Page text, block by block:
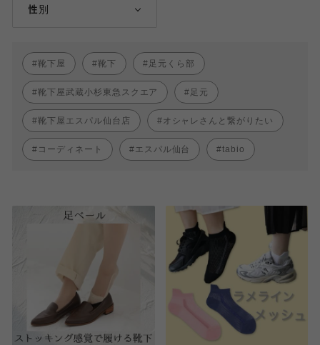
性別
靴下屋 靴下 足元くら部
靴下屋武蔵小杉東急スクエア 足元
靴下屋エスパル仙台店 オシャレさんと繋がりたい
コーディネート エスパル仙台 tabio